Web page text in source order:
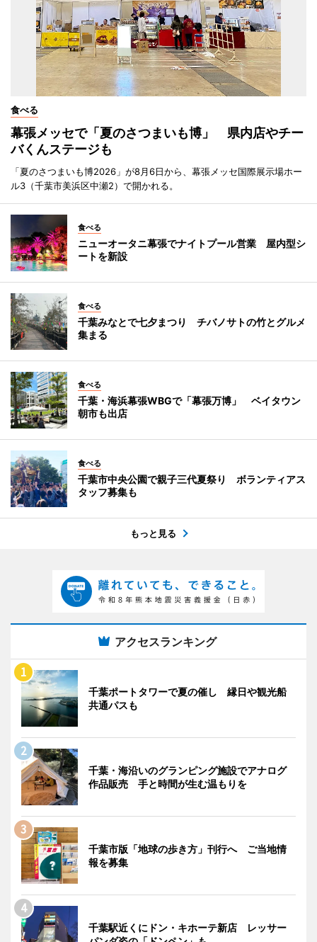
食べる
幕張メッセで「夏のさつまいも博」 県内店やチー
バくんステージも
「夏のさつまいも博2026」が8月6日から、幕張メッセ国際展示場ホー
ル3（千葉市美浜区中瀬2）で開かれる。
食べる
ニューオータニ幕張でナイトプール営業 屋内型シ
ートを新設
食べる
千葉みなとで七夕まつり チバノサトの竹とグルメ
集まる
食べる
千葉・海浜幕張WBGで「幕張万博」 ベイタウン
朝市も出店
食べる
千葉市中央公園で親子三代夏祭り ボランティアス
タッフ募集も
もっと見る
アクセスランキング
千葉ポートタワーで夏の催し 縁日や観光船
共通パスも
千葉・海沿いのグランピング施設でアナログ
作品販売 手と時間が生む温もりを
千葉市版「地球の歩き方」刊行へ ご当地情
報を募集
千葉駅近くにドン・キホーテ新店 レッサー